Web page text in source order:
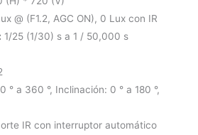
@ (F1.2, AGC ON), 0 Lux con IR
1/25 (1/30) s a 1 / 50,000 s
° a 360 °, Inclinación: 0 ° a 180 °,
IR con interruptor automático